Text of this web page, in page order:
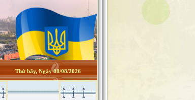
Thứ bẩy, Ngày 08/08/2026